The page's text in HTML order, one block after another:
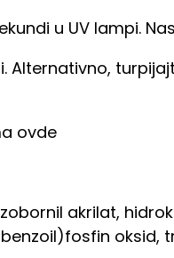
u UV
Alternativno,
ovde
akrilat,
oksid,